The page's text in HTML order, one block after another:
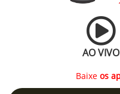
AO VIVO
Baixe os